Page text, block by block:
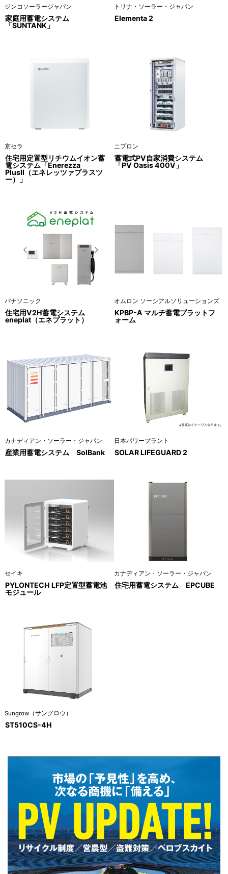
ジンコソーラージャパン
家庭用蓄電システム
「SUNTANK」
トリナ・ソーラー・ジャパン
Elementa 2
京セラ
住宅用定置型リチウムイオン蓄
電システム「Enerezza
PlusⅡ（エネレッツァプラスツ
ー）」
ニプロン
蓄電式PV自家消費システム
「PV Oasis 400V」
パナソニック
住宅用V2H蓄電システム
eneplat（エネプラット）
オムロン ソーシアルソリューションズ
KPBP-A マルチ蓄電プラットフ
ォーム
カナディアン・ソーラー・ジャパン
産業用蓄電システム SolBank
日本パワープラント
SOLAR LIFEGUARD 2
セイキ
PYLONTECH LFP定置型蓄電池
モジュール
カナディアン・ソーラー・ジャパン
住宅用蓄電システム EPCUBE
Sungrow（サングロウ）
ST510CS-4H